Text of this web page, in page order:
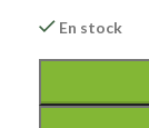
En stock